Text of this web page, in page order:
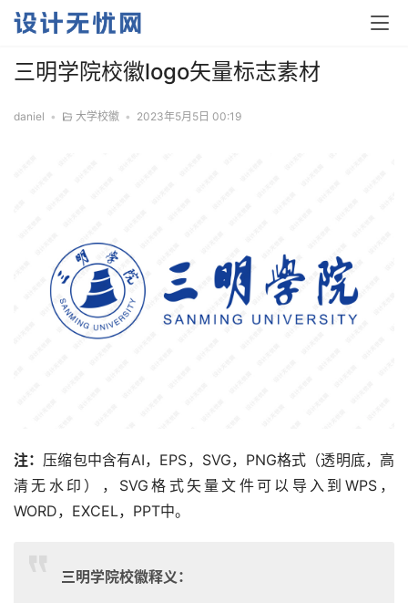
三明学院校徽logo矢量标志素材
daniel • 大学校徽 • 2023年5月5日 00:19
注： 压缩包中含有AI，EPS，SVG，PNG格式（透明底，高
清无水印），SVG格式矢量文件可以导入到WPS，
WORD，EXCEL，PPT中。
三明学院校徽释义：